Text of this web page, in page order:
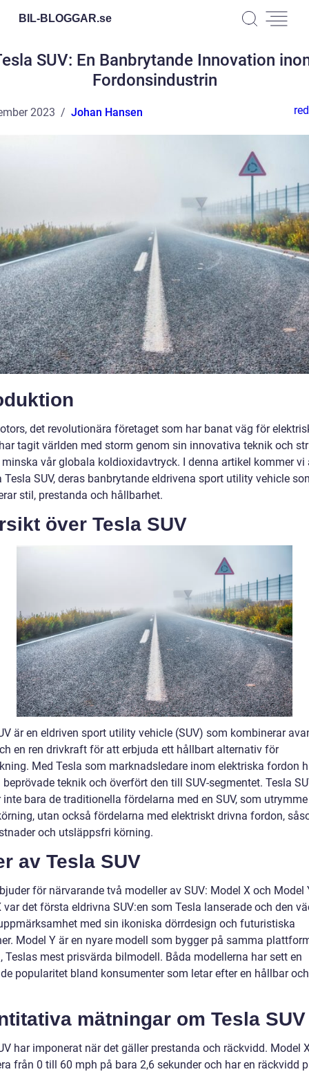
BIL-BLOGGAR.se
SUV: En Banbrytande Innovation
Fordonsindustrin
2023 Johan Hansen
det revolutionära företaget som har banat väg för
tagit världen med storm genom sin innovativa teknik och
vår globala koldioxidavtryck. I denna artikel kommer vi
Tesla SUV, deras banbrytande eldrivena sport utility vehicle
stil, prestanda och hållbarhet.
över Tesla SUV
är en eldriven sport utility vehicle (SUV) som kombinerar
en ren drivkraft för att erbjuda ett hållbart alternativ för
Med Tesla som marknadsledare inom elektriska fordon
teknik och överfört den till SUV-segmentet. Tesla
inte bara de traditionella fördelarna med en SUV, som
utan också fördelarna med elektriskt drivna fordon,
och utsläppsfri körning.
av Tesla SUV
för närvarande två modeller av SUV: Model X och Model
var det första eldrivna SUV:en som Tesla lanserade och den
med sin ikoniska dörrdesign och futuristiska
Model Y är en nyare modell som bygger på samma
Teslas mest prisvärda bilmodell. Båda modellerna har sett en
popularitet bland konsumenter som letar efter en hållbar
mätningar om Tesla SUV
har imponerat när det gäller prestanda och räckvidd. Model
från 0 till 60 mph på bara 2,6 sekunder och har en räckvidd